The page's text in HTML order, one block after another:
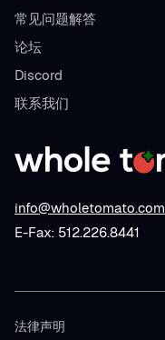
info@wholetomato.com
E-Fax: 512.226.8441
常见问题解答
论坛
Discord
联系我们
法律声明